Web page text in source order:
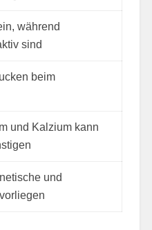
während
sind
beim
und Kalzium kann
und